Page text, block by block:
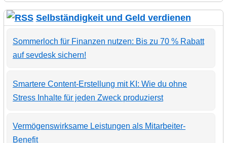
Selbständigkeit und Geld verdienen
Sommerloch für Finanzen nutzen: Bis zu 70 % Rabatt
auf sevdesk sichern!
Smartere Content-Erstellung mit KI: Wie du ohne
Stress Inhalte für jeden Zweck produzierst
Vermögenswirksame Leistungen als Mitarbeiter-
Benefit